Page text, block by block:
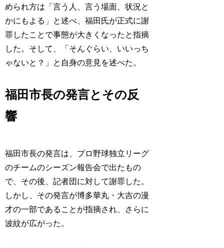
められ方は「言う人、言う場面、状況と
かにもよる」と述べ、福田氏が正式に謝
罪したことで事態が大きくなったと指摘
した。そして、「そんぐらい、いいっち
ゃないと？」と自身の意見を述べた。
福田市長の発言とその反
響
福田市長の発言は、プロ野球独立リーグ
のチームのシーズン報告会で出たもの
で、その後、記者団に対して謝罪した。
しかし、その発言が博多華丸・大吉の漫
才の一部であることが指摘され、さらに
波紋が広がった。